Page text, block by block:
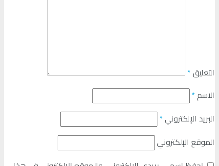
التعليق*
الاسم*
البريد الإلكتروني*
الموقع الإلكتروني